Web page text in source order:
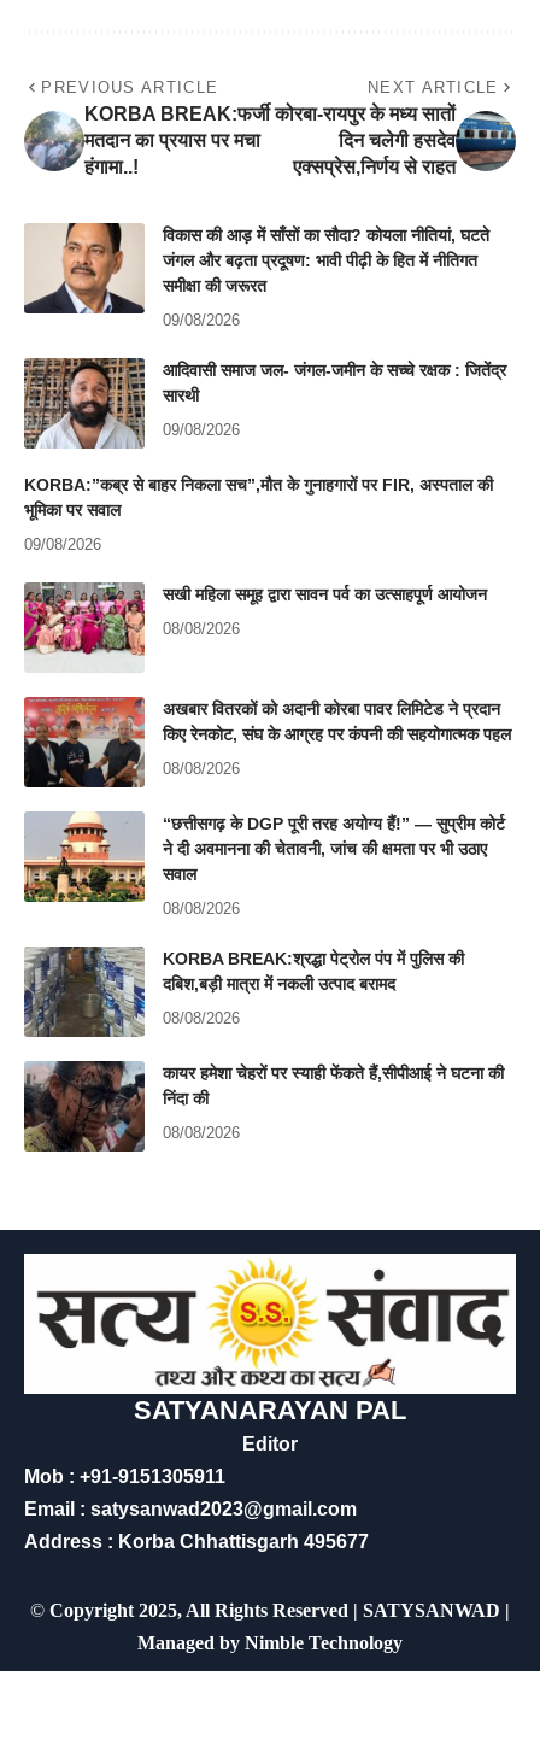
PREVIOUS ARTICLE
KORBA BREAK:फर्जी
मतदान का प्रयास पर मचा
हंगामा..!
NEXT ARTICLE
कोरबा-रायपुर के मध्य सातों
दिन चलेगी हसदेव
एक्सप्रेस,निर्णय से राहत
विकास की आड़ में साँसों का सौदा? कोयला नीतियां, घटते
जंगल और बढ़ता प्रदूषण: भावी पीढ़ी के हित में नीतिगत
समीक्षा की जरूरत
09/08/2026
आदिवासी समाज जल- जंगल-जमीन के सच्चे रक्षक : जितेंद्र
सारथी
09/08/2026
KORBA:”कब्र से बाहर निकला सच”,मौत के गुनाहगारों पर FIR, अस्पताल की
भूमिका पर सवाल
09/08/2026
सखी महिला समूह द्वारा सावन पर्व का उत्साहपूर्ण आयोजन
08/08/2026
अखबार वितरकों को अदानी कोरबा पावर लिमिटेड ने प्रदान
किए रेनकोट, संघ के आग्रह पर कंपनी की सहयोगात्मक पहल
08/08/2026
“छत्तीसगढ़ के DGP पूरी तरह अयोग्य हैं!” — सुप्रीम कोर्ट
ने दी अवमानना की चेतावनी, जांच की क्षमता पर भी उठाए
सवाल
08/08/2026
KORBA BREAK:श्रद्धा पेट्रोल पंप में पुलिस की
दबिश,बड़ी मात्रा में नकली उत्पाद बरामद
08/08/2026
कायर हमेशा चेहरों पर स्याही फेंकते हैं,सीपीआई ने घटना की
निंदा की
08/08/2026
SATYANARAYAN PAL
Editor
Mob : +91-9151305911
Email : satysanwad2023@gmail.com
Address : Korba Chhattisgarh 495677
© Copyright 2025, All Rights Reserved | SATYSANWAD |
Managed by Nimble Technology